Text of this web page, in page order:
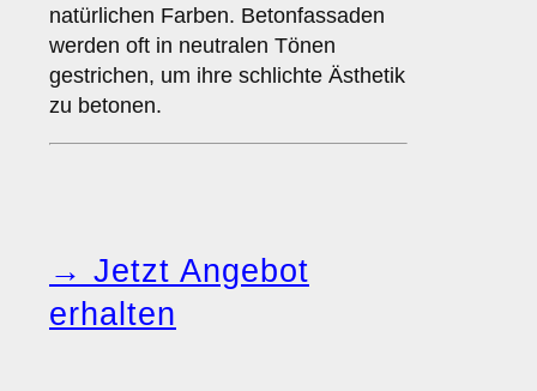
natürlichen Farben. Betonfassaden
werden oft in neutralen Tönen
gestrichen, um ihre schlichte Ästhetik
zu betonen.
→ Jetzt Angebot
erhalten